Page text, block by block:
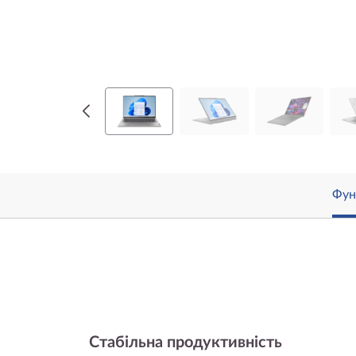
Стабільна продуктивність